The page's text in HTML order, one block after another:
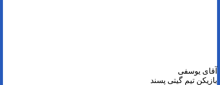
آقای یوسفی
بازیکن تیم گیتی پسند